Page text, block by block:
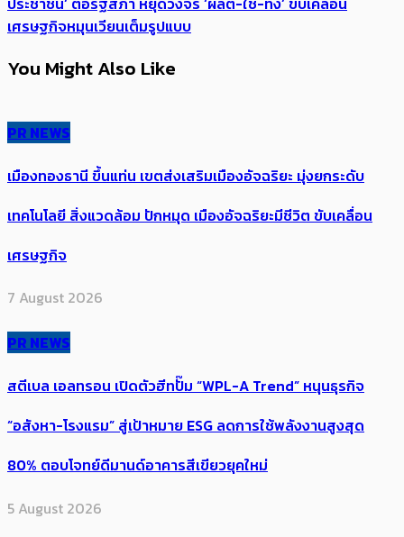
เศรษฐกิจหมุนเวียนเต็มรูปแบบ
You Might Also Like
PR NEWS
เมืองทองธานี ขึ้นแท่น เขตส่งเสริมเมืองอัจฉริยะ มุ่งยกระดับ
เทคโนโลยี สิ่งแวดล้อม ปักหมุด เมืองอัจฉริยะมีชีวิต ขับเคลื่อน
เศรษฐกิจ
7 August 2026
PR NEWS
สตีเบล เอลทรอน เปิดตัวฮีทปั๊ม “WPL-A Trend” หนุนธุรกิจ
“อสังหา-โรงแรม” สู่เป้าหมาย ESG ลดการใช้พลังงานสูงสุด
80% ตอบโจทย์ดีมานด์อาคารสีเขียวยุคใหม่
5 August 2026